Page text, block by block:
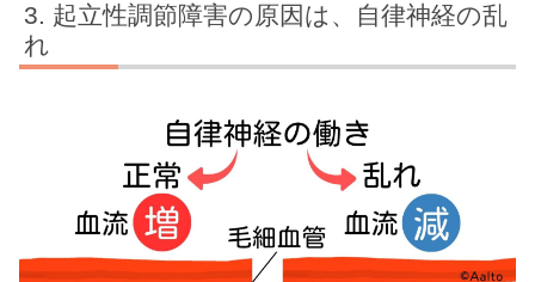
起立性調節障害の原因は、自律神経の乱
れ